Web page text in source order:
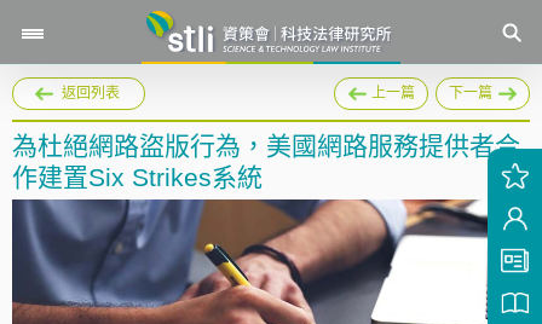
返回列表 上一篇 下一篇
為杜絕網路盜版行為，美國網路服務提供者合
作建置Six Strikes系統